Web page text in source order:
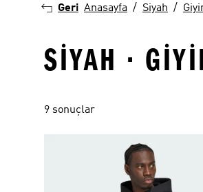
Geri Anasayfa Siyah
SIYAH ·
9 sonuçlar